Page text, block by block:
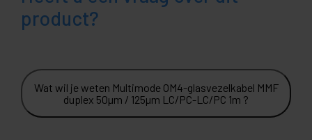
product?
Wat wil je weten Multimode OM4-glasvezelkabel MMF
duplex 50µm / 125µm LC/PC-LC/PC 1m ?